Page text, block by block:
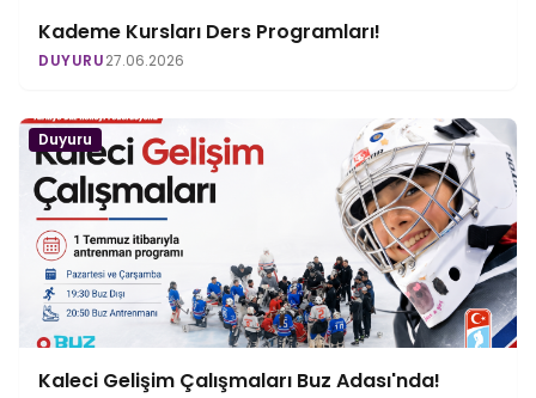
Kademe Kursları Ders Programları!
DUYURU27.06.2026
Duyuru
Kaleci Gelişim Çalışmaları Buz Adası'nda!